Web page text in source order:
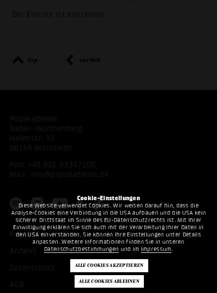
Cookie-Einstellungen
Diese Website verwendet Cookies. Wir weisen darauf hin, dass die
Analyse-Cookies eine Verbindung in die USA aufbauen und die USA kein
sicherer Drittstaat im Sinne des EU-Datenschutzrechts ist. Mit Ihrer
Einwilligung erklären Sie sich auch mit der Verarbeitung Ihrer Daten in
den USA einverstanden. Sie können Ihre Einstellungen unter Details
anpassen. Weitere Informationen finden Sie in unseren
Datenschutzbestimmungen und im Impressum .
Der Eintritt ist kostenlos.
top zurück
Popakademie
Baden-Württemberg
Hafenstr. 33
68159 Mannheim
Fon:
+49 621 53397200
Mail:
info@popakademie.de
Kontakt
Anfahrt
Datenschutz
AGB